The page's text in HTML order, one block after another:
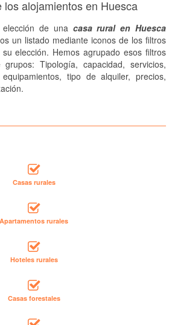
los alojamientos en Huesca
de una casa rural en Huesca
un listado mediante iconos de los filtros
elección. Hemos agrupado esos filtros
Tipología, capacidad, servicios,
tipo de alquiler, precios,
Casas rurales
Apartamentos rurales
Hoteles rurales
Casas forestales